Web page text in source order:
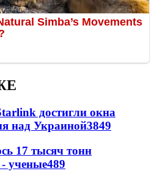
достигли окна
над Украиной3849
17 тысяч тонн
ученые489